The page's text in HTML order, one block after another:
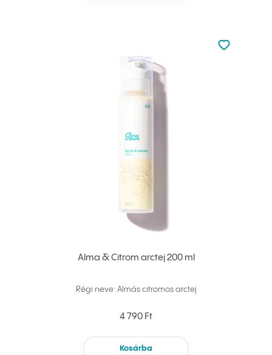
Alma & Citrom arctej 200 ml
Régi neve: Almás citromos arctej
4 790 Ft
Kosárba
Nincsen
Hozzáadás